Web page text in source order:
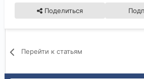
Поделиться
Перейти к статьям